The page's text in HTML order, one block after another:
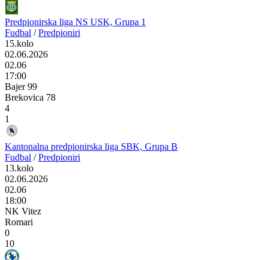
Predpionirska liga NS USK, Grupa 1
Fudbal / Predpioniri
15.kolo
02.06.2026
02.06
17:00
Bajer 99
Brekovica 78
4
1
Kantonalna predpionirska liga SBK, Grupa B
Fudbal / Predpioniri
13.kolo
02.06.2026
02.06
18:00
NK Vitez
Romari
0
10